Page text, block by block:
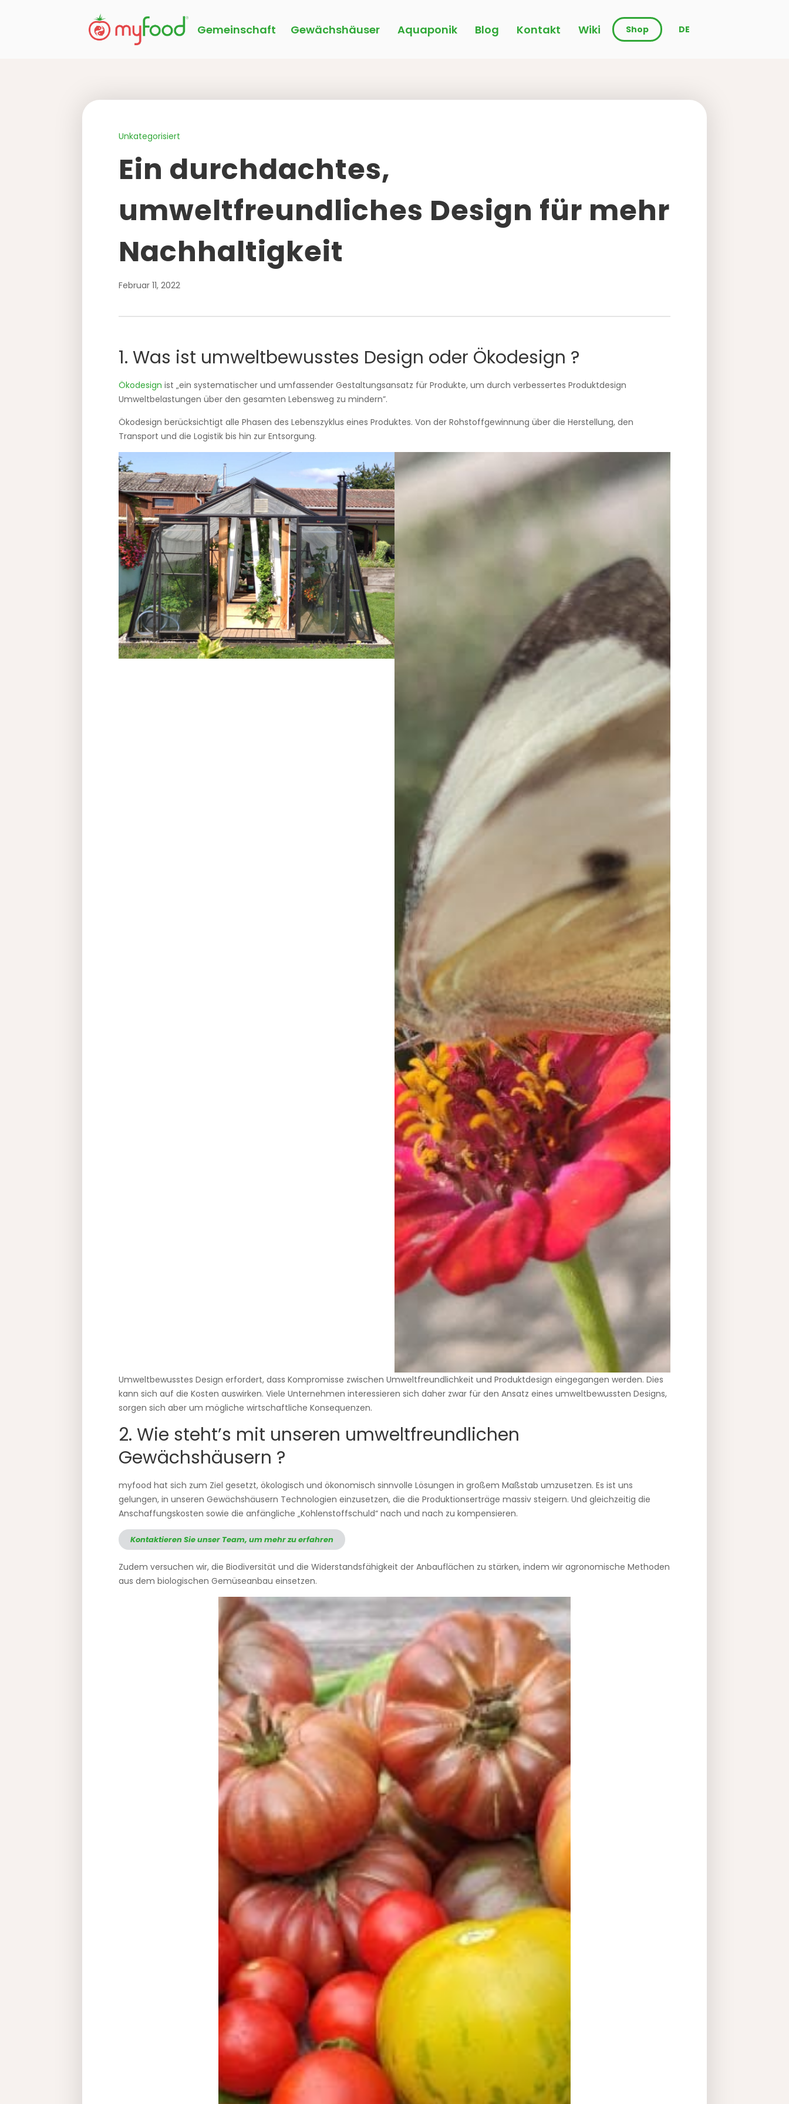
Gemeinschaft Gewächshäuser Aquaponik Blog Kontakt Wiki Shop DE
Unkategorisiert
Ein durchdachtes,
umweltfreundliches Design für mehr
Nachhaltigkeit
Februar 11, 2022
1. Was ist umweltbewusstes Design oder Ökodesign ?
Ökodesign ist „ein systematischer und umfassender Gestaltungsansatz für Produkte, um durch verbessertes Produktdesign
Umweltbelastungen über den gesamten Lebensweg zu mindern”.
Ökodesign berücksichtigt alle Phasen des Lebenszyklus eines Produktes. Von der Rohstoffgewinnung über die Herstellung, den
Transport und die Logistik bis hin zur Entsorgung.
Umweltbewusstes Design erfordert, dass Kompromisse zwischen Umweltfreundlichkeit und Produktdesign eingegangen werden. Dies
kann sich auf die Kosten auswirken. Viele Unternehmen interessieren sich daher zwar für den Ansatz eines umweltbewussten Designs,
sorgen sich aber um mögliche wirtschaftliche Konsequenzen.
2. Wie steht’s mit unseren umweltfreundlichen
Gewächshäusern ?
myfood hat sich zum Ziel gesetzt, ökologisch und ökonomisch sinnvolle Lösungen in großem Maßstab umzusetzen. Es ist uns
gelungen, in unseren Gewächshäusern Technologien einzusetzen, die die Produktionserträge massiv steigern. Und gleichzeitig die
Anschaffungskosten sowie die anfängliche „Kohlenstoffschuld“ nach und nach zu kompensieren.
Kontaktieren Sie unser Team, um mehr zu erfahren
Zudem versuchen wir, die Biodiversität und die Widerstandsfähigkeit der Anbauflächen zu stärken, indem wir agronomische Methoden
aus dem biologischen Gemüseanbau einsetzen.